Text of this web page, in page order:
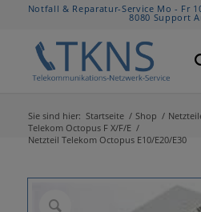
Notfall & Reparatur-Service Mo - Fr
8080 Support
Sie sind hier: Startseite / Shop /
Telekom Octopus F X/F/E /
Netzteil Telekom Octopus E10/E20/E30